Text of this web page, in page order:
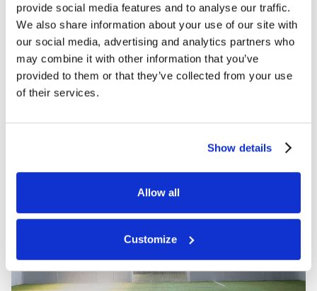
provide social media features and to analyse our traffic.
We also share information about your use of our site with
our social media, advertising and analytics partners who
may combine it with other information that you’ve
provided to them or that they’ve collected from your use
of their services.
Show details
Allow all
Customize
upland@sofive.com
Upland
California
ELEGIR UBICACIÓN
APERTURA
Sáb-Dom
DIRECCIÓN
2343 S Throop St, Chicago,
Cómo llegar
TELÉFONO
(312) 226-1988